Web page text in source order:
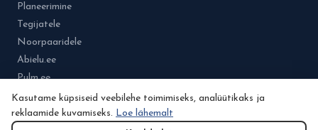
Planeerimine
Tegijatele
Noorpaaridele
Abielu.ee
Pulm.ee
Kasutame küpsiseid veebilehe toimimiseks, analüütikaks ja
reklaamide kuvamiseks. Loe lähemalt